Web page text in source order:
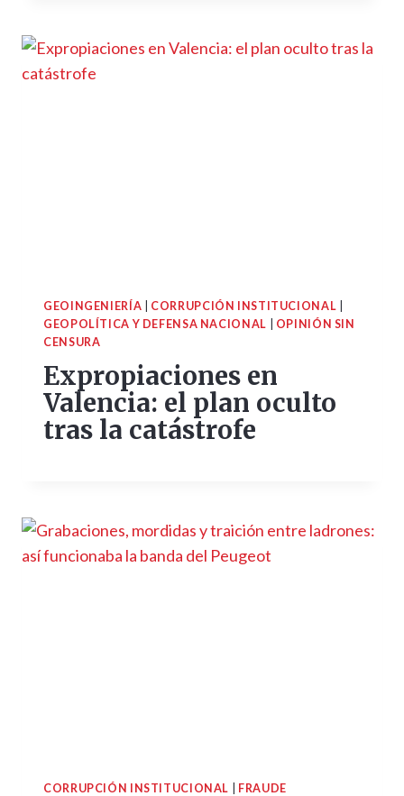
GEOINGENIERÍA CORRUPCIÓN INSTITUCIONAL
GEOPOLÍTICA Y DEFENSA NACIONAL
OPINIÓN SIN
CENSURA
Expropiaciones en
Valencia: el plan oculto
tras la catástrofe
CORRUPCIÓN INSTITUCIONAL
FRAUDE